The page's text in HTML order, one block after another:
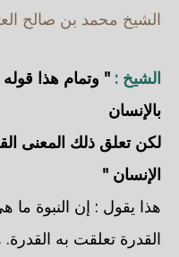
الشيخ محمد بن صالح
الشيخ : " وتمام هذا
بالإنسان
لكن تعلق ذلك المعنى
الإنسان "
هذا يقول : إن النبوة
القدرة تعلقت به